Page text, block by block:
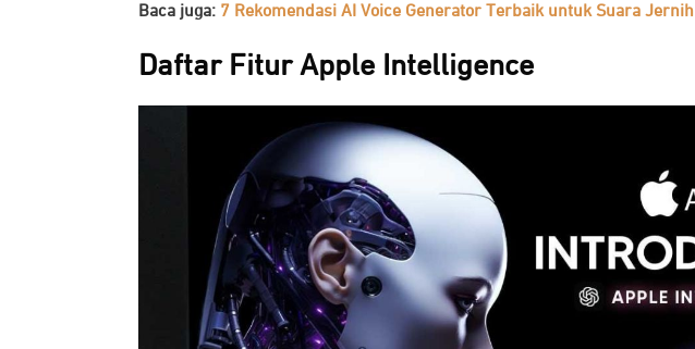
Baca juga: 7 Rekomendasi AI Voice Generator Terbaik untuk Suara Jernih
Daftar Fitur Apple Intelligence